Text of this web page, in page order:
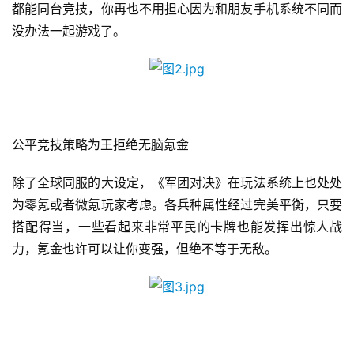
都能同台竞技，你再也不用担心因为和朋友手机系统不同而
没办法一起游戏了。
公平竞技策略为王拒绝无脑氪金
除了全球同服的大设定，《军团对决》在玩法系统上也处处
为零氪或者微氪玩家考虑。各兵种属性经过完美平衡，只要
搭配得当，一些看起来非常平民的卡牌也能发挥出惊人战
力，氪金也许可以让你变强，但绝不等于无敌。